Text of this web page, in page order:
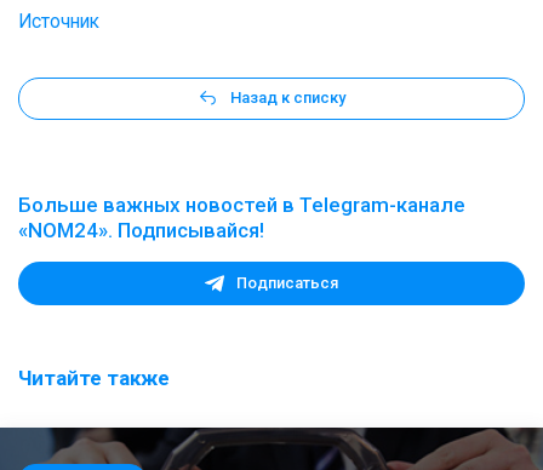
Источник
Назад к списку
Больше важных новостей в Telegram-канале
«NOM24». Подписывайся!
Подписаться
Читайте также